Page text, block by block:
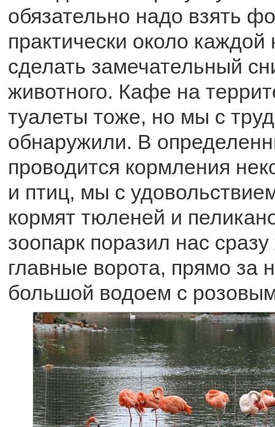
обязательно надо взять
практически около
сделать замечательный
животного. Кафе на
туалеты тоже, но мы с
обнаружили. В
проводится кормления
и птиц, мы с
кормят тюленей и
зоопарк поразил нас
главные ворота, прямо за
большой водоем с